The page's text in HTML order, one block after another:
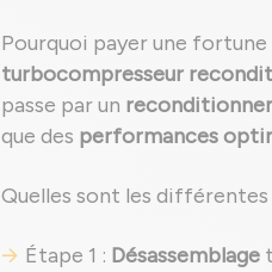
Pourquoi payer une fortune
turbocompresseur
passe par un
que des performances
Quelles sont les
Étape 1 : Désassemblage